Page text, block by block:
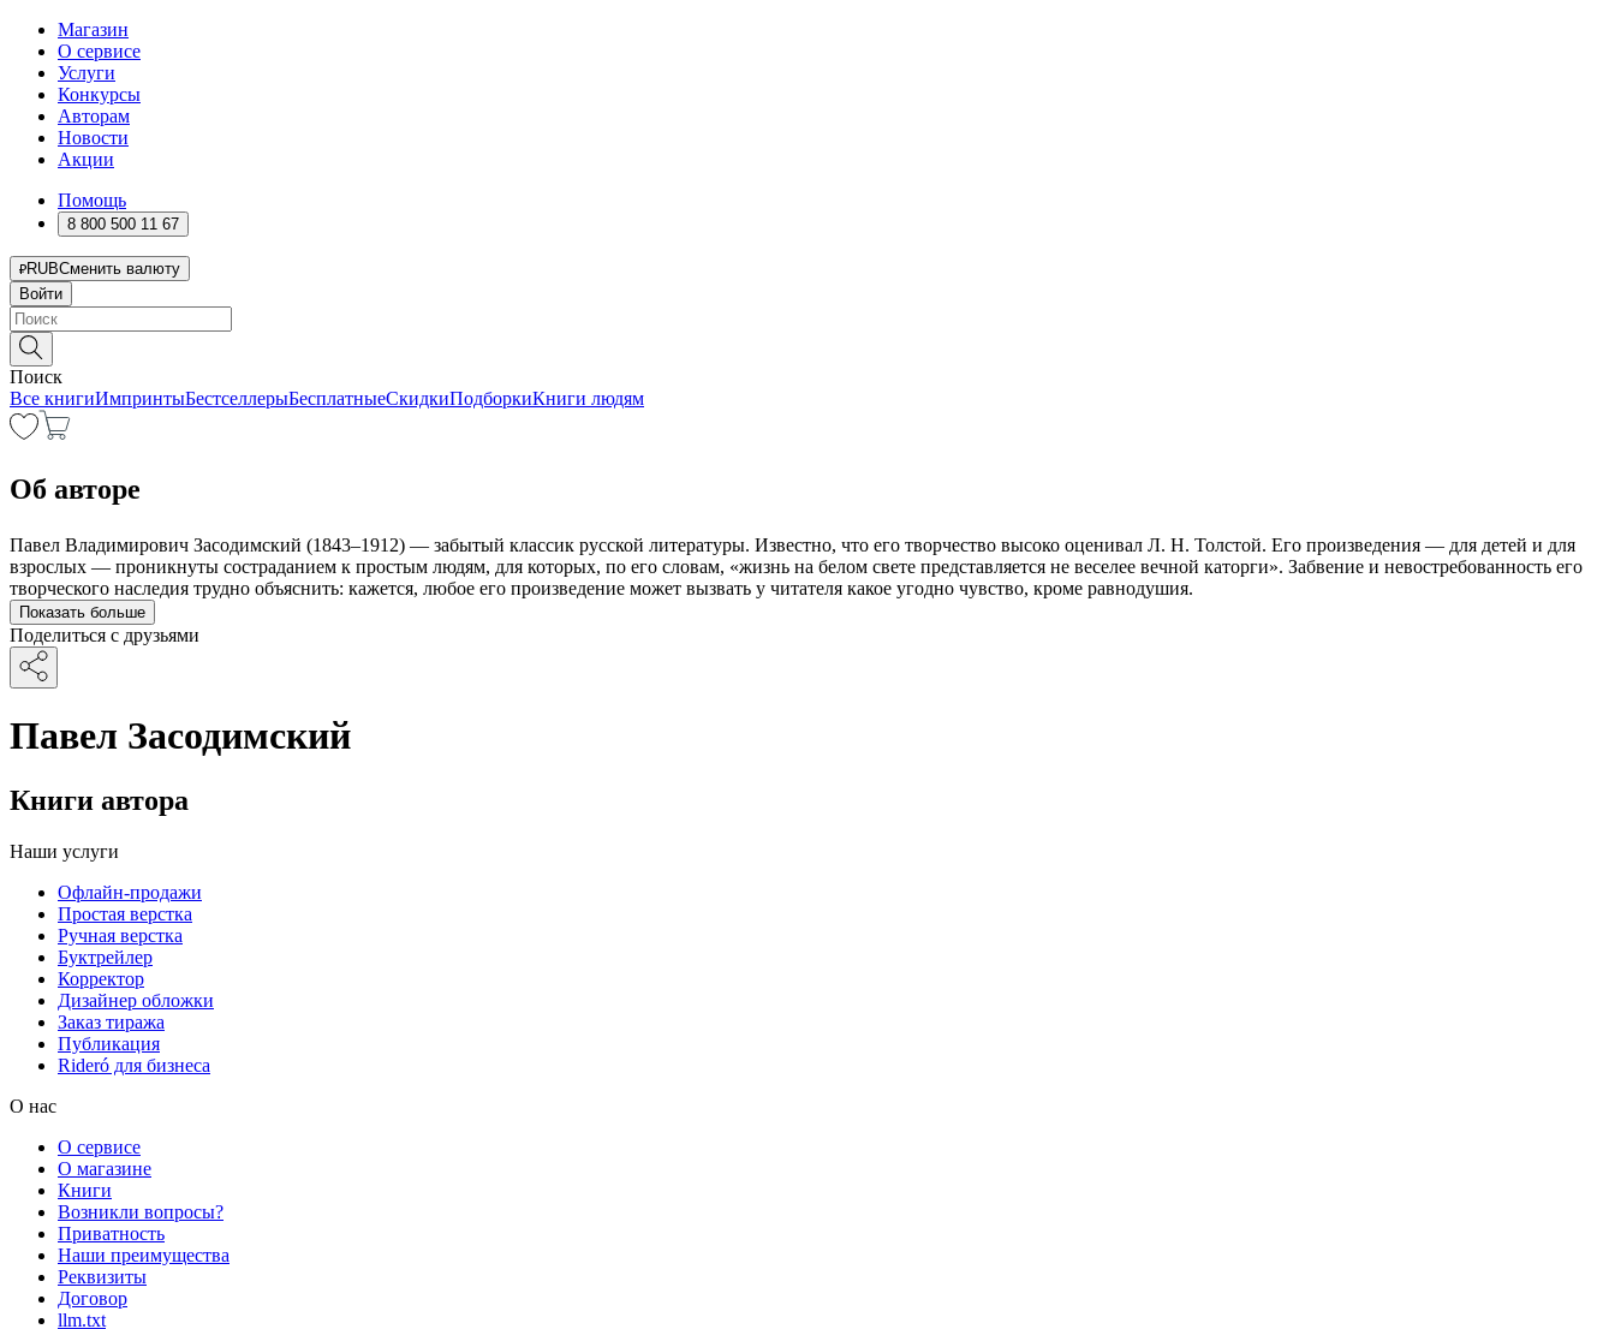
Магазин
О сервисе
Услуги
Конкурсы
Авторам
Новости
Акции
Помощь
8 800 500 11 67
RUBСменить валюту
Войти
Поиск
Все книгиИмпринтыБестселлерыБесплатныеСкидкиПодборкиКниги людям
Об авторе
Павел Владимирович Засодимский (1843–1912) — забытый классик русской литературы. Известно, что его творчество высоко оценивал Л. Н. Толстой. Его произведения — для детей и для
взрослых — проникнуты состраданием к простым людям, для которых, по его словам, «жизнь на белом свете представляется не веселее вечной каторги». Забвение и невостребованность его
творческого наследия трудно объяснить: кажется, любое его произведение может вызвать у читателя какое угодно чувство, кроме равнодушия.
Показать больше
Поделиться с друзьями
Павел Засодимский
Книги автора
Наши услуги
Офлайн-продажи
Простая верстка
Ручная верстка
Буктрейлер
Корректор
Дизайнер обложки
Заказ тиража
Публикация
Rideró для бизнеса
О нас
О сервисе
О магазине
Книги
Возникли вопросы?
Приватность
Наши преимущества
Реквизиты
Договор
llm.txt